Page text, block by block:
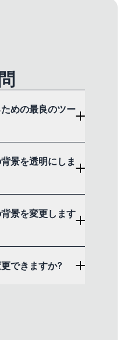
めの最良のツー
景を透明にしま
景を変更します
できますか?